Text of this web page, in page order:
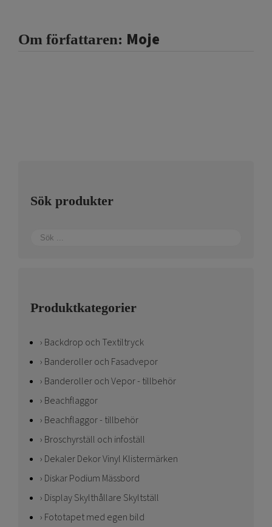
Om författaren: Moje
Sök produkter
Produktkategorier
Backdrop och Textiltryck
Banderoller och Fasadvepor
Banderoller och Vepor - tillbehör
Beachflaggor
Beachflaggor - tillbehör
Broschyrställ och infoställ
Dekaler Dekor Vinyl Klistermärken
Diskar Podium Mässbord
Display Skylthållare Skyltställ
Fototapet med egen bild